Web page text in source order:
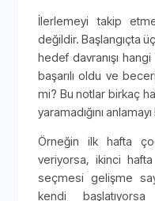
İlerlemeyi takip
değildir. Başlangıçta
hedef davranışı
başarılı oldu ve
mi? Bu notlar birkaç
yaramadığını anlamayı
Örneğin ilk hafta
veriyorsa, ikinci
seçmesi gelişme
kendi